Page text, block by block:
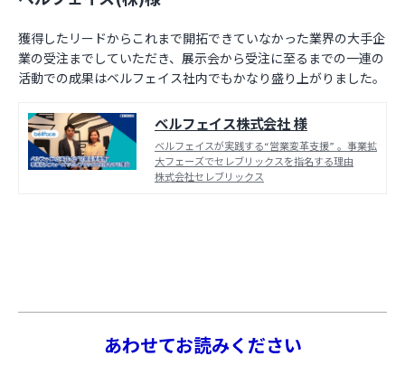
獲得したリードからこれまで開拓できていなかった業界の大手企
業の受注までしていただき、展示会から受注に至るまでの一連の
活動での成果はベルフェイス社内でもかなり盛り上がりました。
ベルフェイス株式会社 様
ベ‌ル‌フェ‌イ‌ス‌が‌実‌践‌す‌る‌“営‌業‌変‌革‌支‌援”‌ ‌。事‌業‌拡‌
大‌フェー‌ズ‌で‌セ‌レ‌ブ‌リッ‌ク‌ス‌を‌指‌名‌す‌る‌理‌由
株式会社セレブリックス
あわせてお読みください